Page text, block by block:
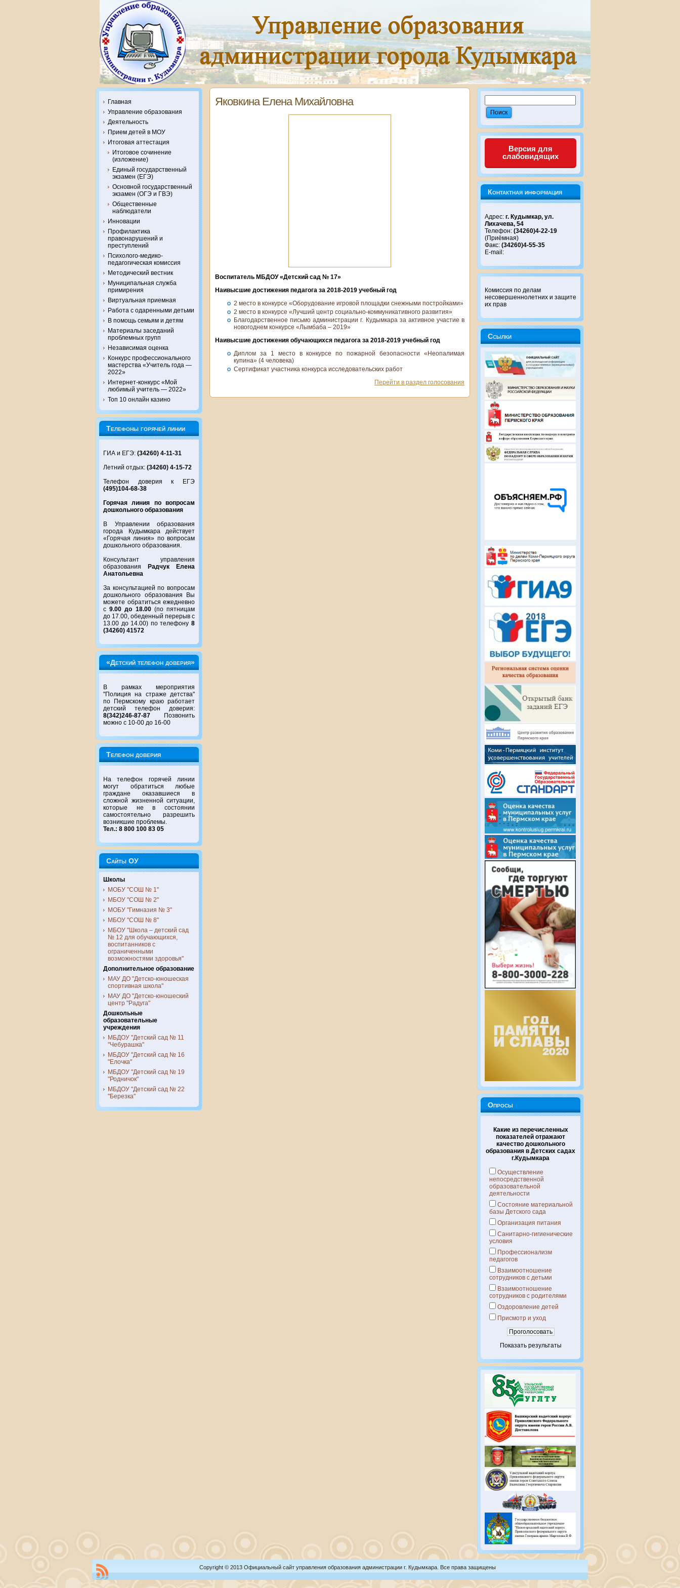
Главная
Управление образования
Деятельность
Прием детей в МОУ
Итоговая аттестация
Итоговое сочинение
(изложение)
Единый государственный
экзамен (ЕГЭ)
Основной государственный
экзамен (ОГЭ и ГВЭ)
Общественные
наблюдатели
Инновации
Профилактика
правонарушений и
преступлений
Психолого-медико-
педагогическая комиссия
Методический вестник
Муниципальная служба
примирения
Виртуальная приемная
Работа с одаренными детьми
В помощь семьям и детям
Материалы заседаний
проблемных групп
Независимая оценка
Конкурс профессионального
мастерства «Учитель года —
2022»
Интернет-конкурс «Мой
любимый учитель — 2022»
Топ 10 онлайн казино
Телефоны горячей линии
ГИА и ЕГЭ: (34260) 4-11-31
Летний отдых: (34260) 4-15-72
Телефон доверия к ЕГЭ
(495)104-68-38
Горячая линия по вопросам
дошкольного образования
В Управлении образования
города Кудымкара действует
«Горячая линия» по вопросам
дошкольного образования.
Консультант управления
образования
Радчук Елена
Анатольевна
За консультацией по вопросам
дошкольного образования Вы
можете обратиться ежедневно
с9.00 до 18.00(по пятницам
до 17.00, обеденный перерыв с
13.00 до 14.00) по телефону 8
(34260) 41572
«Детский телефон доверия»
В рамках мероприятия
"Полиция на страже детства"
по Пермскому краю работает
детский телефон доверия:
8(342)246-87-87 Позвонить
можно с 10-00 до 16-00
Телефон доверия
На телефон горячей линии
могут обратиться любые
граждане оказавшиеся в
сложной жизненной ситуации,
которые не в состоянии
самостоятельно разрешить
возникшие проблемы.
Тел.: 8 800 100 83 05
Сайты ОУ
Школы
МОБУ "СОШ № 1"
МБОУ "СОШ № 2"
МОБУ "Гимназия № 3"
МБОУ "СОШ № 8"
МБОУ "Школа – детский сад
№ 12 для обучающихся,
воспитанников с
ограниченными
возможностями здоровья"
Дополнительное образование
МАУ ДО "Детско-юношеская
спортивная школа"
МАУ ДО "Детско-юношеский
центр "Радуга"
Дошкольные
образовательные
учреждения
МБДОУ "Детский сад № 11
"Чебурашка"
МБДОУ "Детский сад № 16
"Елочка"
МБДОУ "Детский сад № 19
"Родничок"
МБДОУ "Детский сад № 22
"Березка"
Яковкина Елена Михайловна
Воспитатель МБДОУ «Детский сад № 17»
Наивысшие достижения педагога за 2018-2019 учебный год
2 место в конкурсе «Оборудование игровой площадки снежными постройками»
2 место в конкурсе «Лучший центр социально-коммуникативного развития»
Благодарственное письмо администрации г. Кудымкара за активное участие в
новогоднем конкурсе «Лымбаба – 2019»
Наивысшие достижения обучающихся педагога за 2018-2019 учебный год
Диплом за 1 место в конкурсе по пожарной безопасности «Неопалимая
купина» (4 человека)
Сертификат участника конкурса исследовательских работ
Перейти в раздел голосования
Версия для
слабовидящих
Контактная информация
Адрес: г. Кудымкар, ул.
Лихачева, 54
Телефон: (34260)4-22-19
(Приёмная)
Факс: (34260)4-55-35
E-mail:
Комиссия по делам
несовершеннолетних и защите
их прав
Ссылки
Опросы
Какие из перечисленных
показателей отражают
качество дошкольного
образования в Детских садах
г.Кудымкара
Осуществление
непосредственной
образовательной
деятельности
Состояние материальной
базы Детского сада
Организация питания
Санитарно-гигиенические
условия
Профессионализм
педагогов
Взаимоотношение
сотрудников с детьми
Взаимоотношение
сотрудников с родителями
Оздоровление детей
Присмотр и уход
Показать результаты
Copyright © 2013 Официальный сайт управления образования администрации г. Кудымкара. Все права защищены